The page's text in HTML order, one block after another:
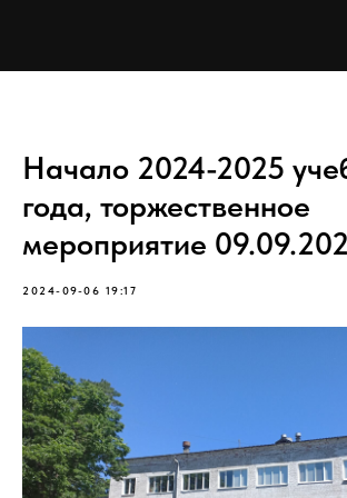
Начало 2024-2025
года, торжественное
мероприятие
2024-09-06 19:17